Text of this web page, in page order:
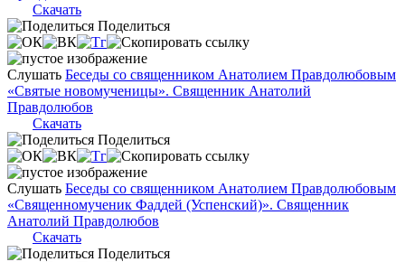
Скачать
Поделиться
Слушать Беседы со священником Анатолием Правдолюбовым
«Святые новомученицы». Священник Анатолий
Правдолюбов
Скачать
Поделиться
Слушать Беседы со священником Анатолием Правдолюбовым
«Священномученик Фаддей (Успенский)». Священник
Анатолий Правдолюбов
Скачать
Поделиться